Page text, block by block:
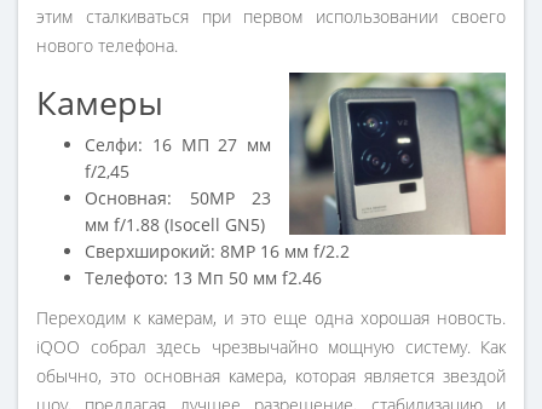
этим сталкиваться при первом использовании своего
нового телефона.
Камеры
Селфи: 16 МП 27 мм
f/2,45
Основная: 50MP 23
мм f/1.88 (Isocell GN5)
Сверхширокий: 8MP 16 мм f/2.2
Телефото: 13 Мп 50 мм f2.46
Переходим к камерам, и это еще одна хорошая новость.
iQOO собрал здесь чрезвычайно мощную систему. Как
обычно, это основная камера, которая является звездой
шоу, предлагая лучшее разрешение, стабилизацию и